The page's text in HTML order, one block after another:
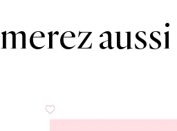
aussi